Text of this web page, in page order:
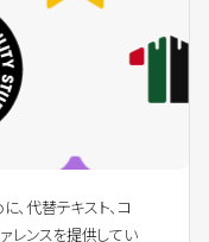
、代替テキスト、コ
レンスを提供してい